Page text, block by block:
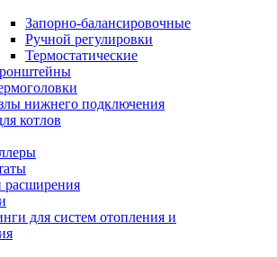
Запорно-балансировочные
Ручной регулировки
Термостатические
нижнего подключения
котлов
для систем отопления и